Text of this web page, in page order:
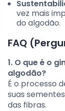
vez mais
do algodão.
FAQ
1. O que é o
algodão?
É o processo
suas
das fibras.